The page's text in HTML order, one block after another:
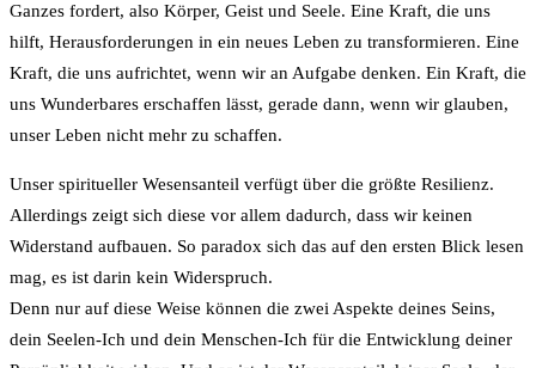
Ganzes fordert, also Körper, Geist und Seele. Eine Kraft, die uns
hilft, Herausforderungen in ein neues Leben zu transformieren. Eine
Kraft, die uns aufrichtet, wenn wir an Aufgabe denken. Ein Kraft, die
uns Wunderbares erschaffen lässt, gerade dann, wenn wir glauben,
unser Leben nicht mehr zu schaffen.
Unser spiritueller Wesensanteil verfügt über die größte Resilienz.
Allerdings zeigt sich diese vor allem dadurch, dass wir keinen
Widerstand aufbauen. So paradox sich das auf den ersten Blick lesen
mag, es ist darin kein Widerspruch.
Denn nur auf diese Weise können die zwei Aspekte deines Seins,
dein Seelen-Ich und dein Menschen-Ich für die Entwicklung deiner